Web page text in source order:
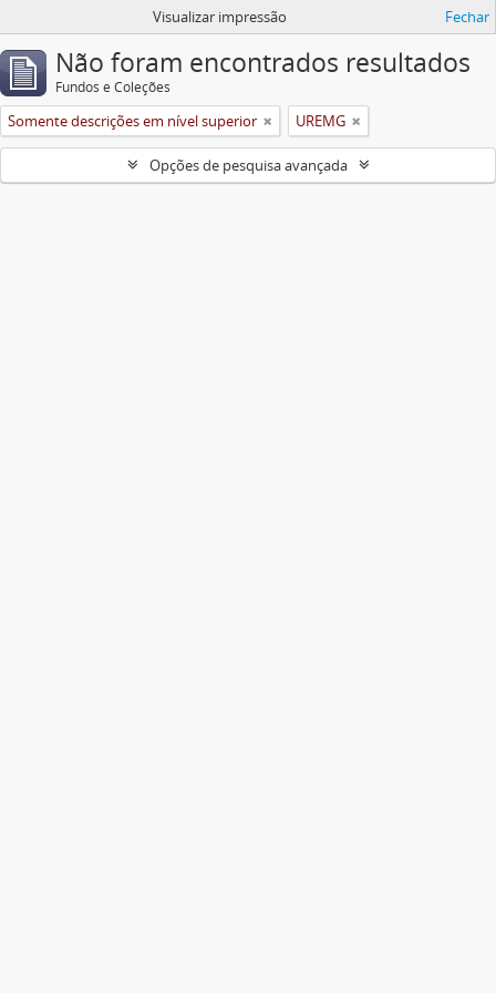
Visualizar impressão Fechar
Não foram encontrados resultados
Fundos e Coleções
Somente descrições em nível superior UREMG
Opções de pesquisa avançada